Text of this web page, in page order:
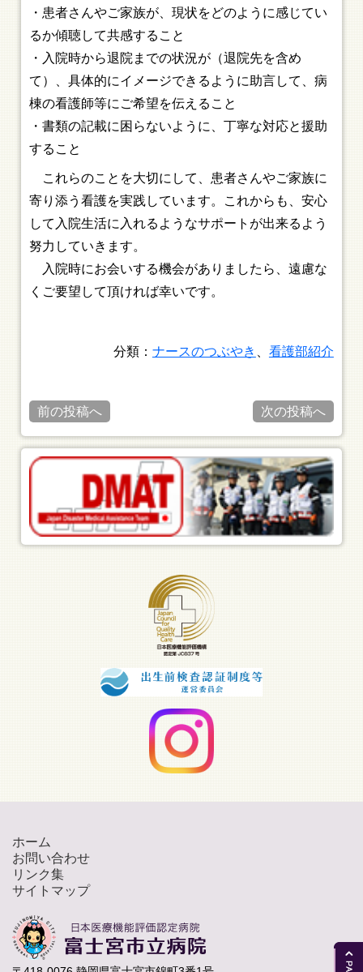
・患者さんやご家族が、現状をどのように感じてい
るか傾聴して共感すること
・入院時から退院までの状況が（退院先を含め
て）、具体的にイメージできるように助言して、病
棟の看護師等にご希望を伝えること
・書類の記載に困らないように、丁寧な対応と援助
すること
これらのことを大切にして、患者さんやご家族に
寄り添う看護を実践しています。これからも、安心
して入院生活に入れるようなサポートが出来るよう
努力していきます。
入院時にお会いする機会がありましたら、遠慮な
くご要望して頂ければ幸いです。
分類： ナースのつぶやき 看護部紹介
前の投稿へ 次の投稿へ
ホーム
お問い合わせ
リンク集
サイトマップ